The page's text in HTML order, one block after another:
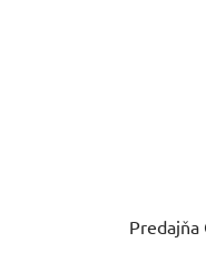
Predajňa